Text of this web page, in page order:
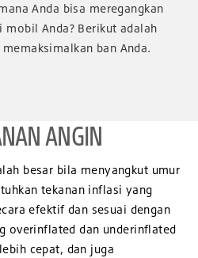
Anda bisa meregangkan
mobil Anda? Berikut adalah
ban Anda.
ANGIN
besar bila menyangkut umur
tekanan inflasi yang
efektif dan sesuai dengan
overinflated dan underinflated
cepat, dan juga